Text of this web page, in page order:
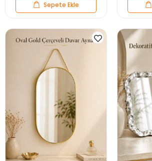
Sepete Ekle